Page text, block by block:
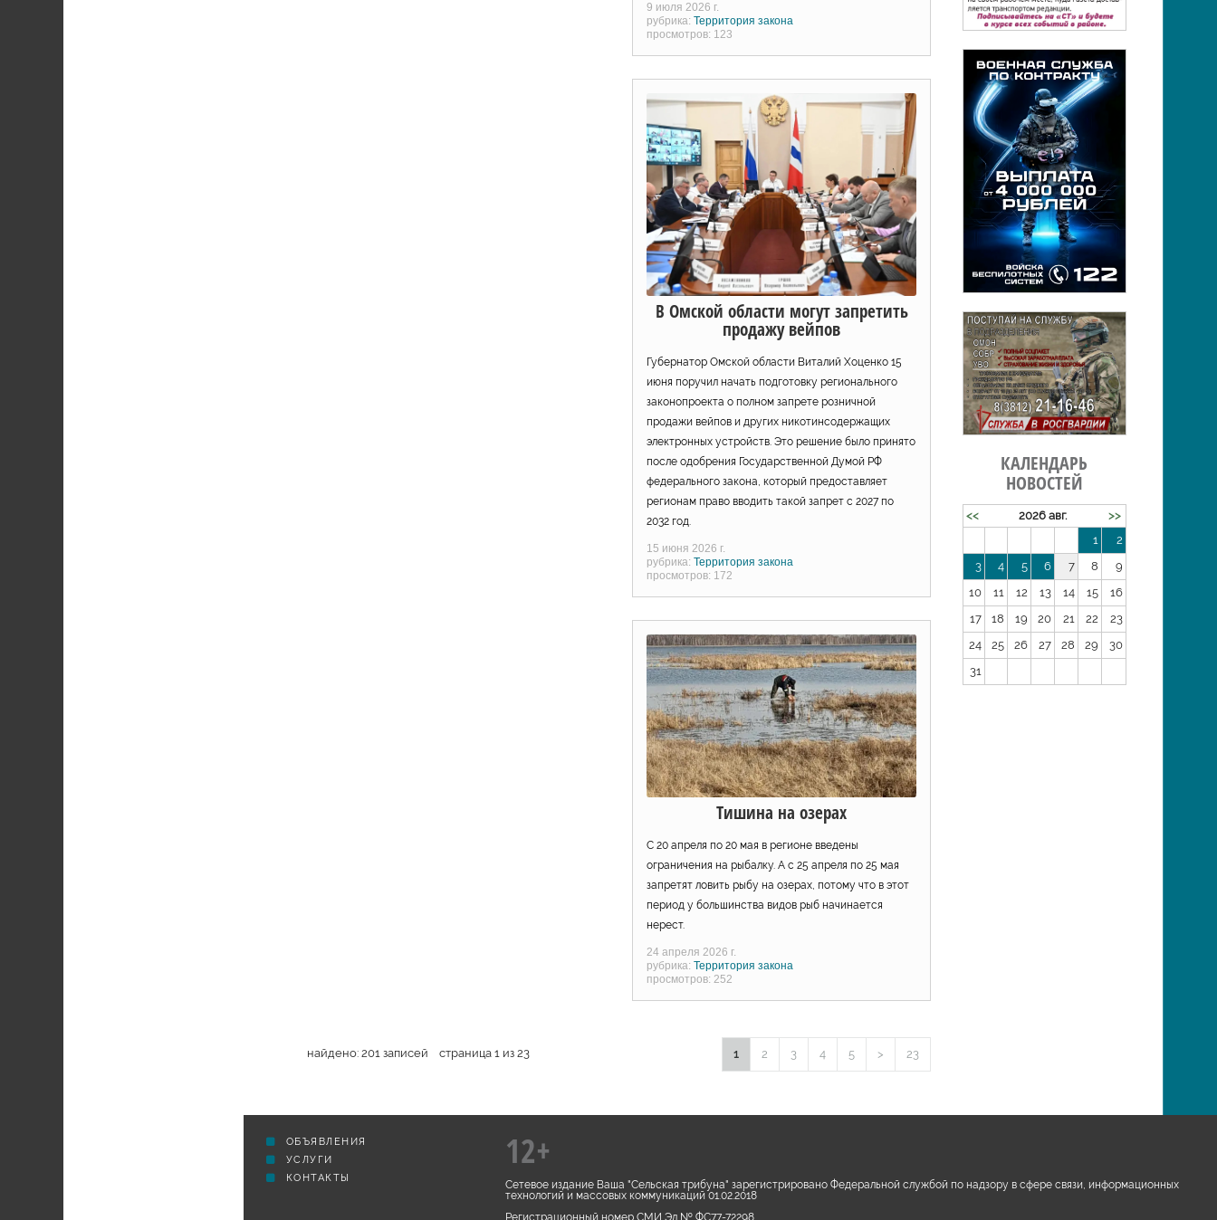
9 июля 2026 г.
рубрика:Территория закона
просмотров: 123
В Омской области могут запретить
продажу вейпов
Губернатор Омской области Виталий Хоценко 15
июня поручил начать подготовку регионального
законопроекта о полном запрете розничной
продажи вейпов и других никотинсодержащих
электронных устройств. Это решение было принято
после одобрения Государственной Думой РФ
федерального закона, который предоставляет
регионам право вводить такой запрет с 2027 по
2032 год.
15 июня 2026 г.
рубрика:Территория закона
просмотров: 172
Тишина на озерах
С 20 апреля по 20 мая в регионе введены
ограничения на рыбалку. А с 25 апреля по 25 мая
запретят ловить рыбу на озерах, потому что в этот
период у большинства видов рыб начинается
нерест.
24 апреля 2026 г.
рубрика:Территория закона
просмотров: 252
найдено: 201 записей страница 1 из 23 1 2 3 4 5 > 23
КАЛЕНДАРЬ
НОВОСТЕЙ
<< 2026 авг.
>>
1
2
3
4 5 6 7 8
9
10
11 12 13 14 15
16
17
18 19 20 21 22
23
24
25 26 27 28 29
30
31
ОБЪЯВЛЕНИЯ
УСЛУГИ
КОНТАКТЫ
12+
Сетевое издание Ваша "Сельская трибуна" зарегистрировано Федеральной службой по надзору в сфере связи, информационных
технологий и массовых коммуникаций 01.02.2018